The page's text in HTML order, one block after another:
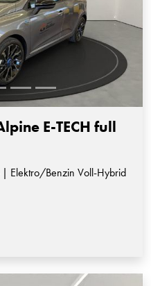
E-TECH full
Benzin Voll-Hybrid